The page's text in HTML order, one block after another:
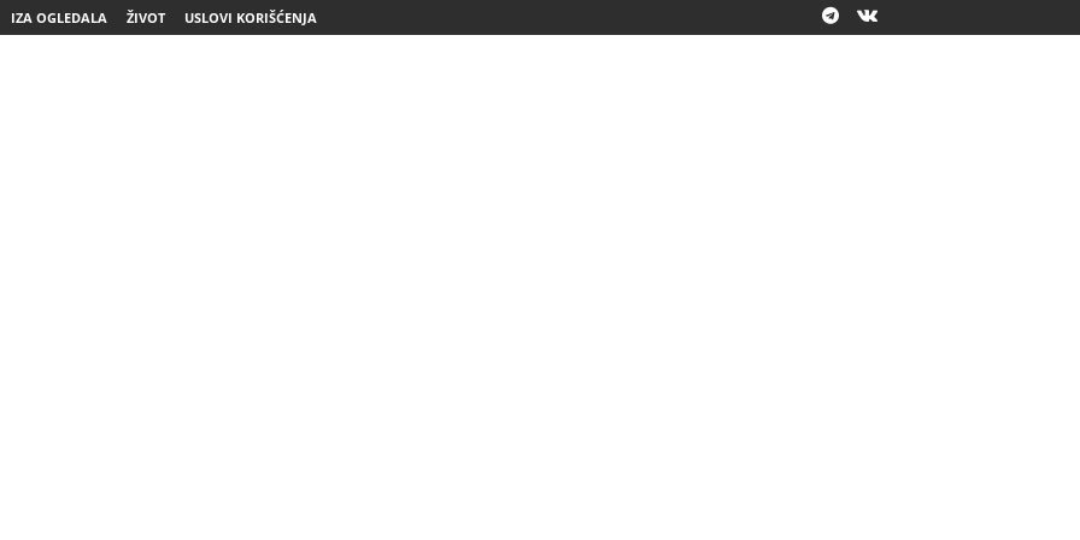
IZA OGLEDALA ŽIVOT USLOVI KORIŠĆENJA